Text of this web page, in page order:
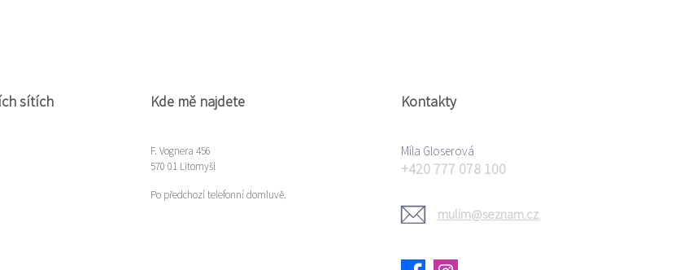
sítích Kde mě najdete
F. Vognera 456
570 01 Litomyšl
Po předchozí telefonní domluvě.
Kontakty
Míla Gloserová
+420 777 078 100
mulim@seznam.cz